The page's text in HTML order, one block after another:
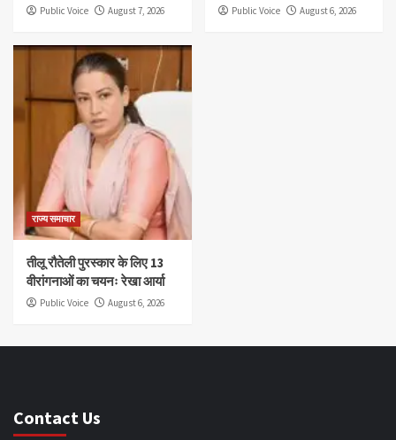
Public Voice August 7, 2026 Public Voice August 6, 2026
राज्य समाचार
तीलू रौतेली पुरस्कार के लिए 13
वीरांगनाओं का चयनः रेखा आर्या
Public Voice August 6, 2026
Contact Us